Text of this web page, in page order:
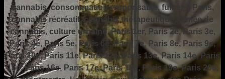
cannabis, consommation responsable, fumer à Paris,
cannabis récréatif, cannabis thérapeutique, fumée de
cannabis, culture urbaine, Paris 1er, Paris 2e, Paris 3e,
Paris 4e, Paris 5e, Paris 6e, Paris 7e, Paris 8e, Paris 9e,
Paris 10e, Paris 11e, Paris 12e, Paris 13e, Paris 14e, Paris
15e, Paris 16e, Paris 17e, Paris 18e, Paris 19e, Paris 20e,